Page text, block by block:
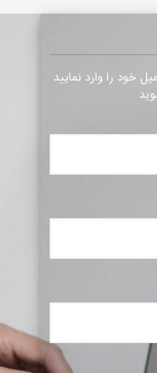
خود را وارد نمایید